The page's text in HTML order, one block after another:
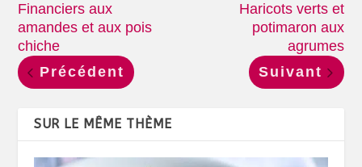
Financiers aux
amandes et aux pois
chiche
Précédent
Haricots verts et
potimaron aux
agrumes
Suivant
SUR LE MÊME THÈME